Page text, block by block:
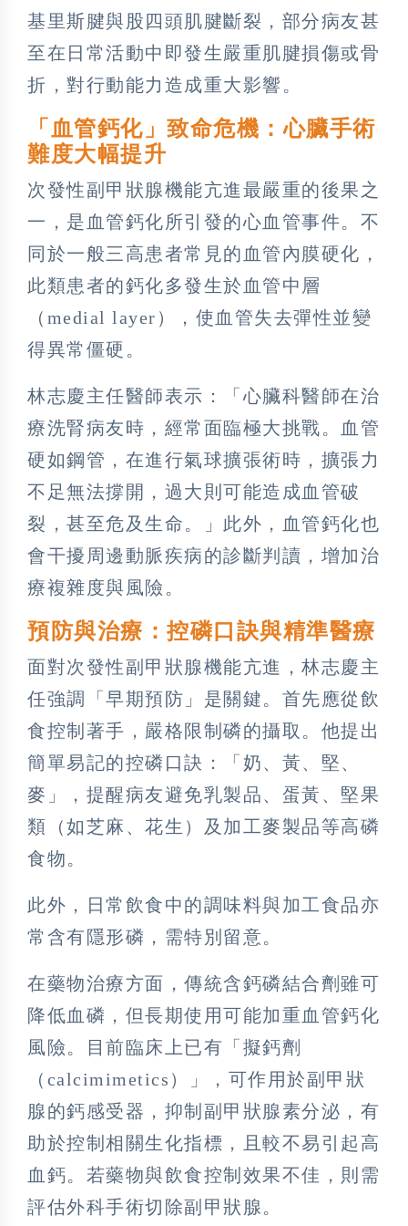
基里斯腱與股四頭肌腱斷裂，部分病友甚
至在日常活動中即發生嚴重肌腱損傷或骨
折，對行動能力造成重大影響。
「血管鈣化」致命危機：心臟手術
難度大幅提升
次發性副甲狀腺機能亢進最嚴重的後果之
一，是血管鈣化所引發的心血管事件。不
同於一般三高患者常見的血管內膜硬化，
此類患者的鈣化多發生於血管中層
（medial layer），使血管失去彈性並變
得異常僵硬。
林志慶主任醫師表示：「心臟科醫師在治
療洗腎病友時，經常面臨極大挑戰。血管
硬如鋼管，在進行氣球擴張術時，擴張力
不足無法撐開，過大則可能造成血管破
裂，甚至危及生命。」此外，血管鈣化也
會干擾周邊動脈疾病的診斷判讀，增加治
療複雜度與風險。
預防與治療：控磷口訣與精準醫療
面對次發性副甲狀腺機能亢進，林志慶主
任強調「早期預防」是關鍵。首先應從飲
食控制著手，嚴格限制磷的攝取。他提出
簡單易記的控磷口訣：「奶、黃、堅、
麥」，提醒病友避免乳製品、蛋黃、堅果
類（如芝麻、花生）及加工麥製品等高磷
食物。
此外，日常飲食中的調味料與加工食品亦
常含有隱形磷，需特別留意。
在藥物治療方面，傳統含鈣磷結合劑雖可
降低血磷，但長期使用可能加重血管鈣化
風險。目前臨床上已有「擬鈣劑
（calcimimetics）」，可作用於副甲狀
腺的鈣感受器，抑制副甲狀腺素分泌，有
助於控制相關生化指標，且較不易引起高
血鈣。若藥物與飲食控制效果不佳，則需
評估外科手術切除副甲狀腺。